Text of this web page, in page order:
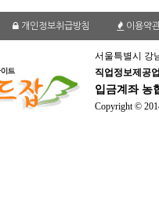
개인정보취급방침 이용약
서울특별시 강
직업정보제공업
입금계좌 농
Copyright ©